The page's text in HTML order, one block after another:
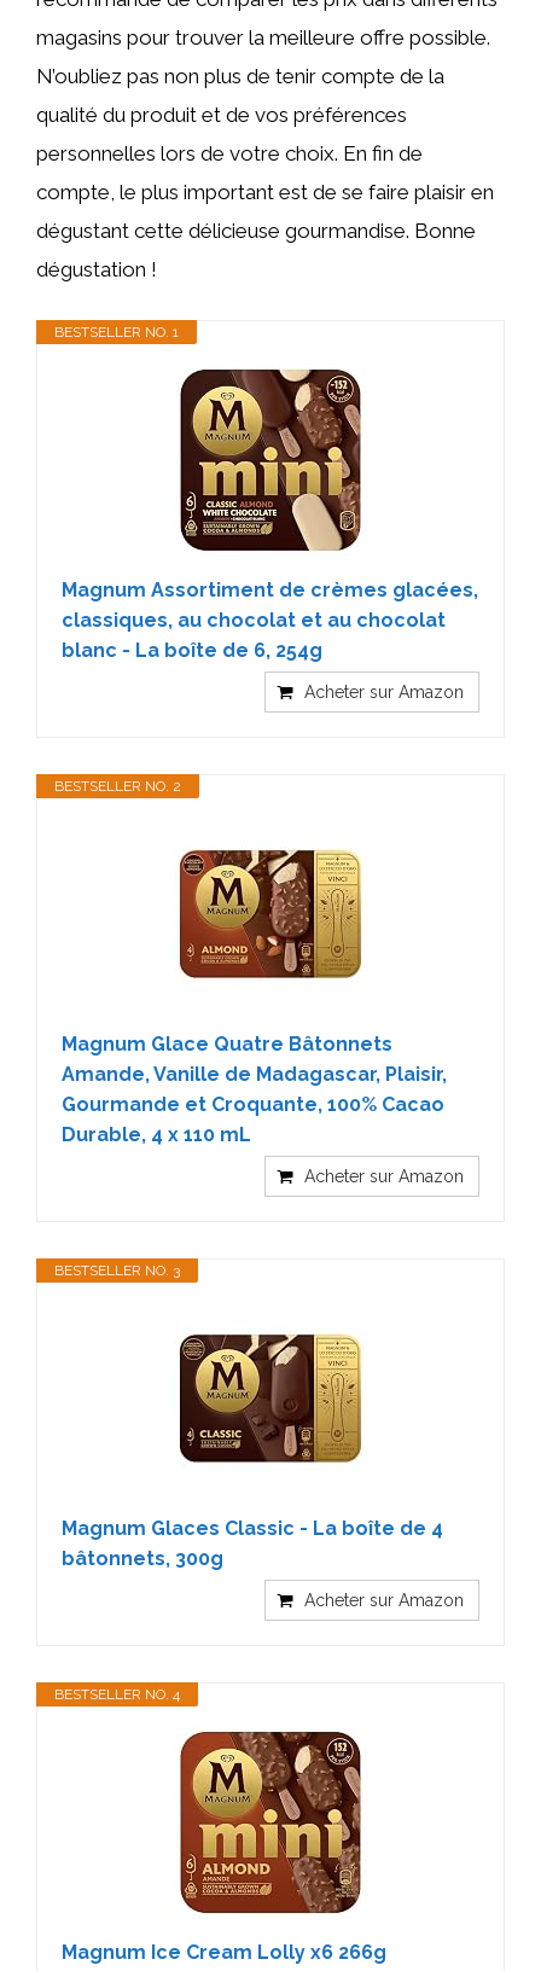
magasins pour trouver la meilleure offre possible.
N’oubliez pas non plus de tenir compte de la
qualité du produit et de vos préférences
personnelles lors de votre choix. En fin de
compte, le plus important est de se faire plaisir en
dégustant cette délicieuse gourmandise. Bonne
dégustation !
BESTSELLER NO. 1
Magnum Assortiment de crèmes glacées,
classiques, au chocolat et au chocolat
blanc - La boîte de 6, 254g
Acheter sur Amazon
BESTSELLER NO. 2
Magnum Glace Quatre Bâtonnets
Amande, Vanille de Madagascar, Plaisir,
Gourmande et Croquante, 100% Cacao
Durable, 4 x 110 mL
Acheter sur Amazon
BESTSELLER NO. 3
Magnum Glaces Classic - La boîte de 4
bâtonnets, 300g
Acheter sur Amazon
BESTSELLER NO. 4
Magnum Ice Cream Lolly x6 266g